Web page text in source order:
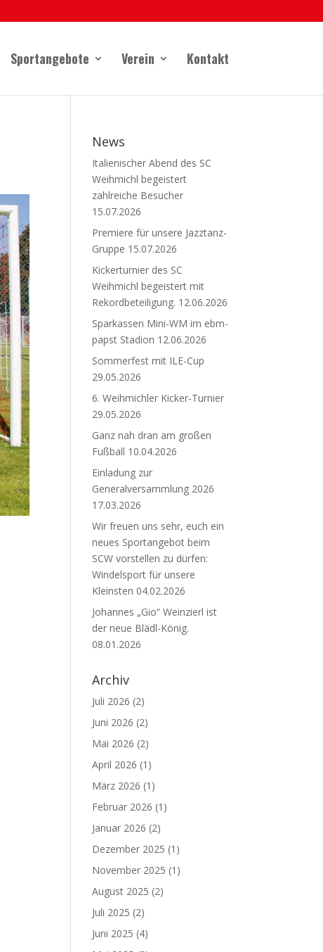
Sportangebote Verein Kontakt
News
Italienischer Abend des SC
Weihmichl begeistert
zahlreiche Besucher
15.07.2026
Premiere für unsere Jazztanz-
Gruppe 15.07.2026
Kickerturnier des SC
Weihmichl begeistert mit
Rekordbeteiligung. 12.06.2026
Sparkassen Mini-WM im ebm-
papst Stadion 12.06.2026
Sommerfest mit ILE-Cup
29.05.2026
6. Weihmichler Kicker-Turnier
29.05.2026
Ganz nah dran am großen
Fußball 10.04.2026
Einladung zur
Generalversammlung 2026
17.03.2026
Wir freuen uns sehr, euch ein
neues Sportangebot beim
SCW vorstellen zu dürfen:
Windelsport für unsere
Kleinsten 04.02.2026
Johannes „Gio“ Weinzierl ist
der neue Blädl-König.
08.01.2026
Archiv
Juli 2026 (2)
Juni 2026 (2)
Mai 2026 (2)
April 2026 (1)
März 2026 (1)
Februar 2026 (1)
Januar 2026 (2)
Dezember 2025 (1)
November 2025 (1)
August 2025 (2)
Juli 2025 (2)
Juni 2025 (4)